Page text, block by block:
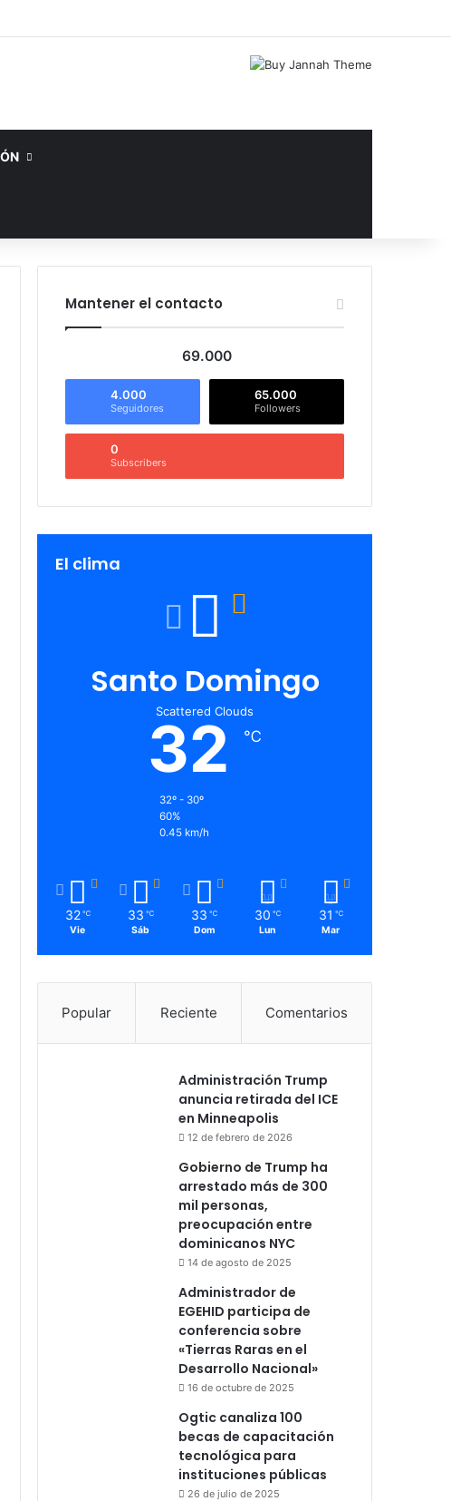
Mantener el contacto
69.000
4.000
Seguidores
65.000
Followers
0
Subscribers
El clima
Santo Domingo
Scattered Clouds
32 ℃
32º - 30º
60%
0.45 km/h
32 ℃
Vie
33 ℃
Sáb
33 ℃
Dom
30 ℃
Lun
31 ℃
Mar
Popular Reciente Comentarios
Administración Trump
anuncia retirada del ICE
en Minneapolis
12 de febrero de 2026
Gobierno de Trump ha
arrestado más de 300
mil personas,
preocupación entre
dominicanos NYC
14 de agosto de 2025
Administrador de
EGEHID participa de
conferencia sobre
«Tierras Raras en el
Desarrollo Nacional»
16 de octubre de 2025
Ogtic canaliza 100
becas de capacitación
tecnológica para
instituciones públicas
26 de julio de 2025